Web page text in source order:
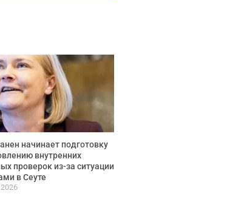
начинает подготовку
внутренних
проверок из-за ситуации
в Сеуте